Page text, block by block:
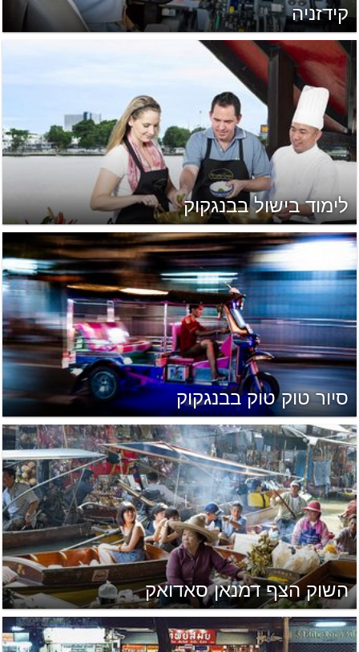
קידזניה
לימוד בישול בבנגקוק
סיור טוק טוק בבנגקוק
השוק הצף דמנאן סאדואק